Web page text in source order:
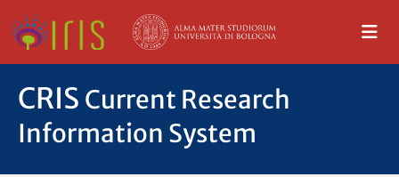
CRIS Current Research
Information System